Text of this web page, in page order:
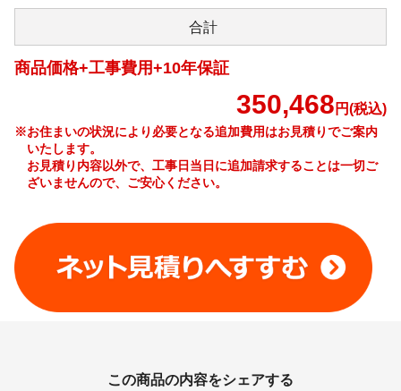
合計
商品価格+工事費用+10年保証
350,468 円(税込)
※お住まいの状況により必要となる追加費用はお見積りでご案内
いたします。
お見積り内容以外で、工事日当日に追加請求することは一切ご
ざいませんので、ご安心ください。
この商品の内容をシェアする